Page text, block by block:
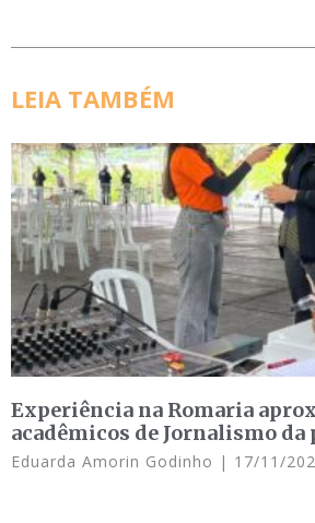
LEIA TAMBÉM
Experiência na Romaria
acadêmicos de Jornalismo da
Eduarda Amorin Godinho 17/11/